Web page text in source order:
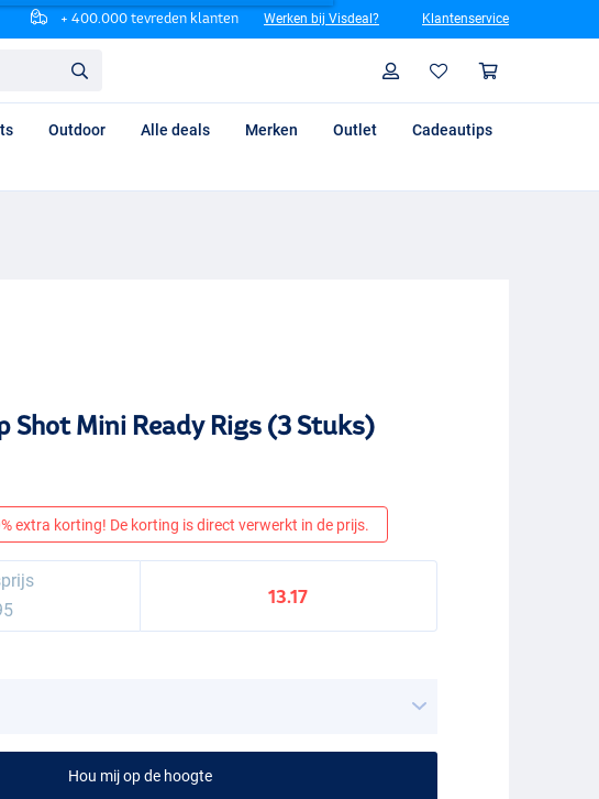
+ 400.000 tevreden klanten Werken bij Visdeal? Klantenservice
Profiel
Outdoor Alle deals Merken Outlet
Cadeautips
Shot Mini Ready Rigs (3 Stuks)
extra korting! De korting is direct verwerkt in de prijs.
13.17
Hou mij op de hoogte